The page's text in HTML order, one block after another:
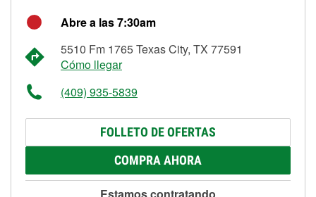
Abre a las 7:30am
5510 Fm 1765 Texas City, TX 77591
Cómo llegar
(409) 935-5839
FOLLETO DE OFERTAS
COMPRA AHORA